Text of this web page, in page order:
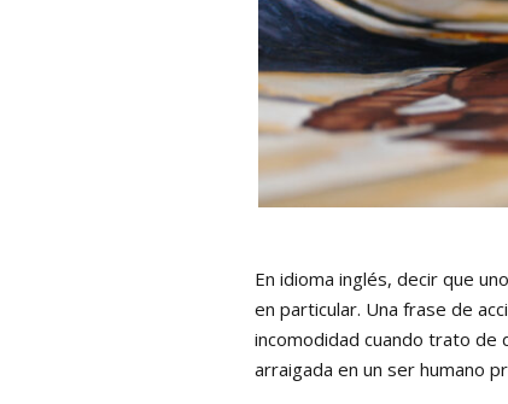
En idioma inglés, decir que
en particular. Una frase de
incomodidad cuando trato de
arraigada en un ser humano